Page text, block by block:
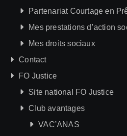
Partenariat Courtage en
Mes prestations d’action
Mes droits sociaux
Contact
FO Justice
Site national FO Justice
Club avantages
VAC’ANAS